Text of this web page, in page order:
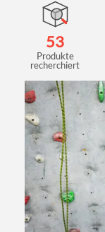
53
Produkte
recherchiert